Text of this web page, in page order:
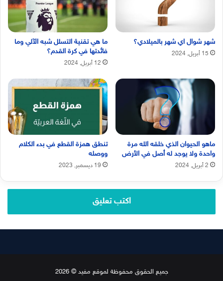
شهر شوال اي شهر بالميلادي؟
15 أبريل, 2024
ما هي تقنية التسلل شبه الآلي وما
فائدتها في كرة القدم؟
12 أبريل, 2024
ماهو الحيوان الذي خلقه الله مرة
واحدة ولا يوجد له أصل في الأرض
2 أبريل, 2024
تنطق همزة القطع في بدء الكلام
ووصله
19 ديسمبر, 2023
اكتب تعليق
جميع الحقوق محفوظة لموقع مفيد © 2026